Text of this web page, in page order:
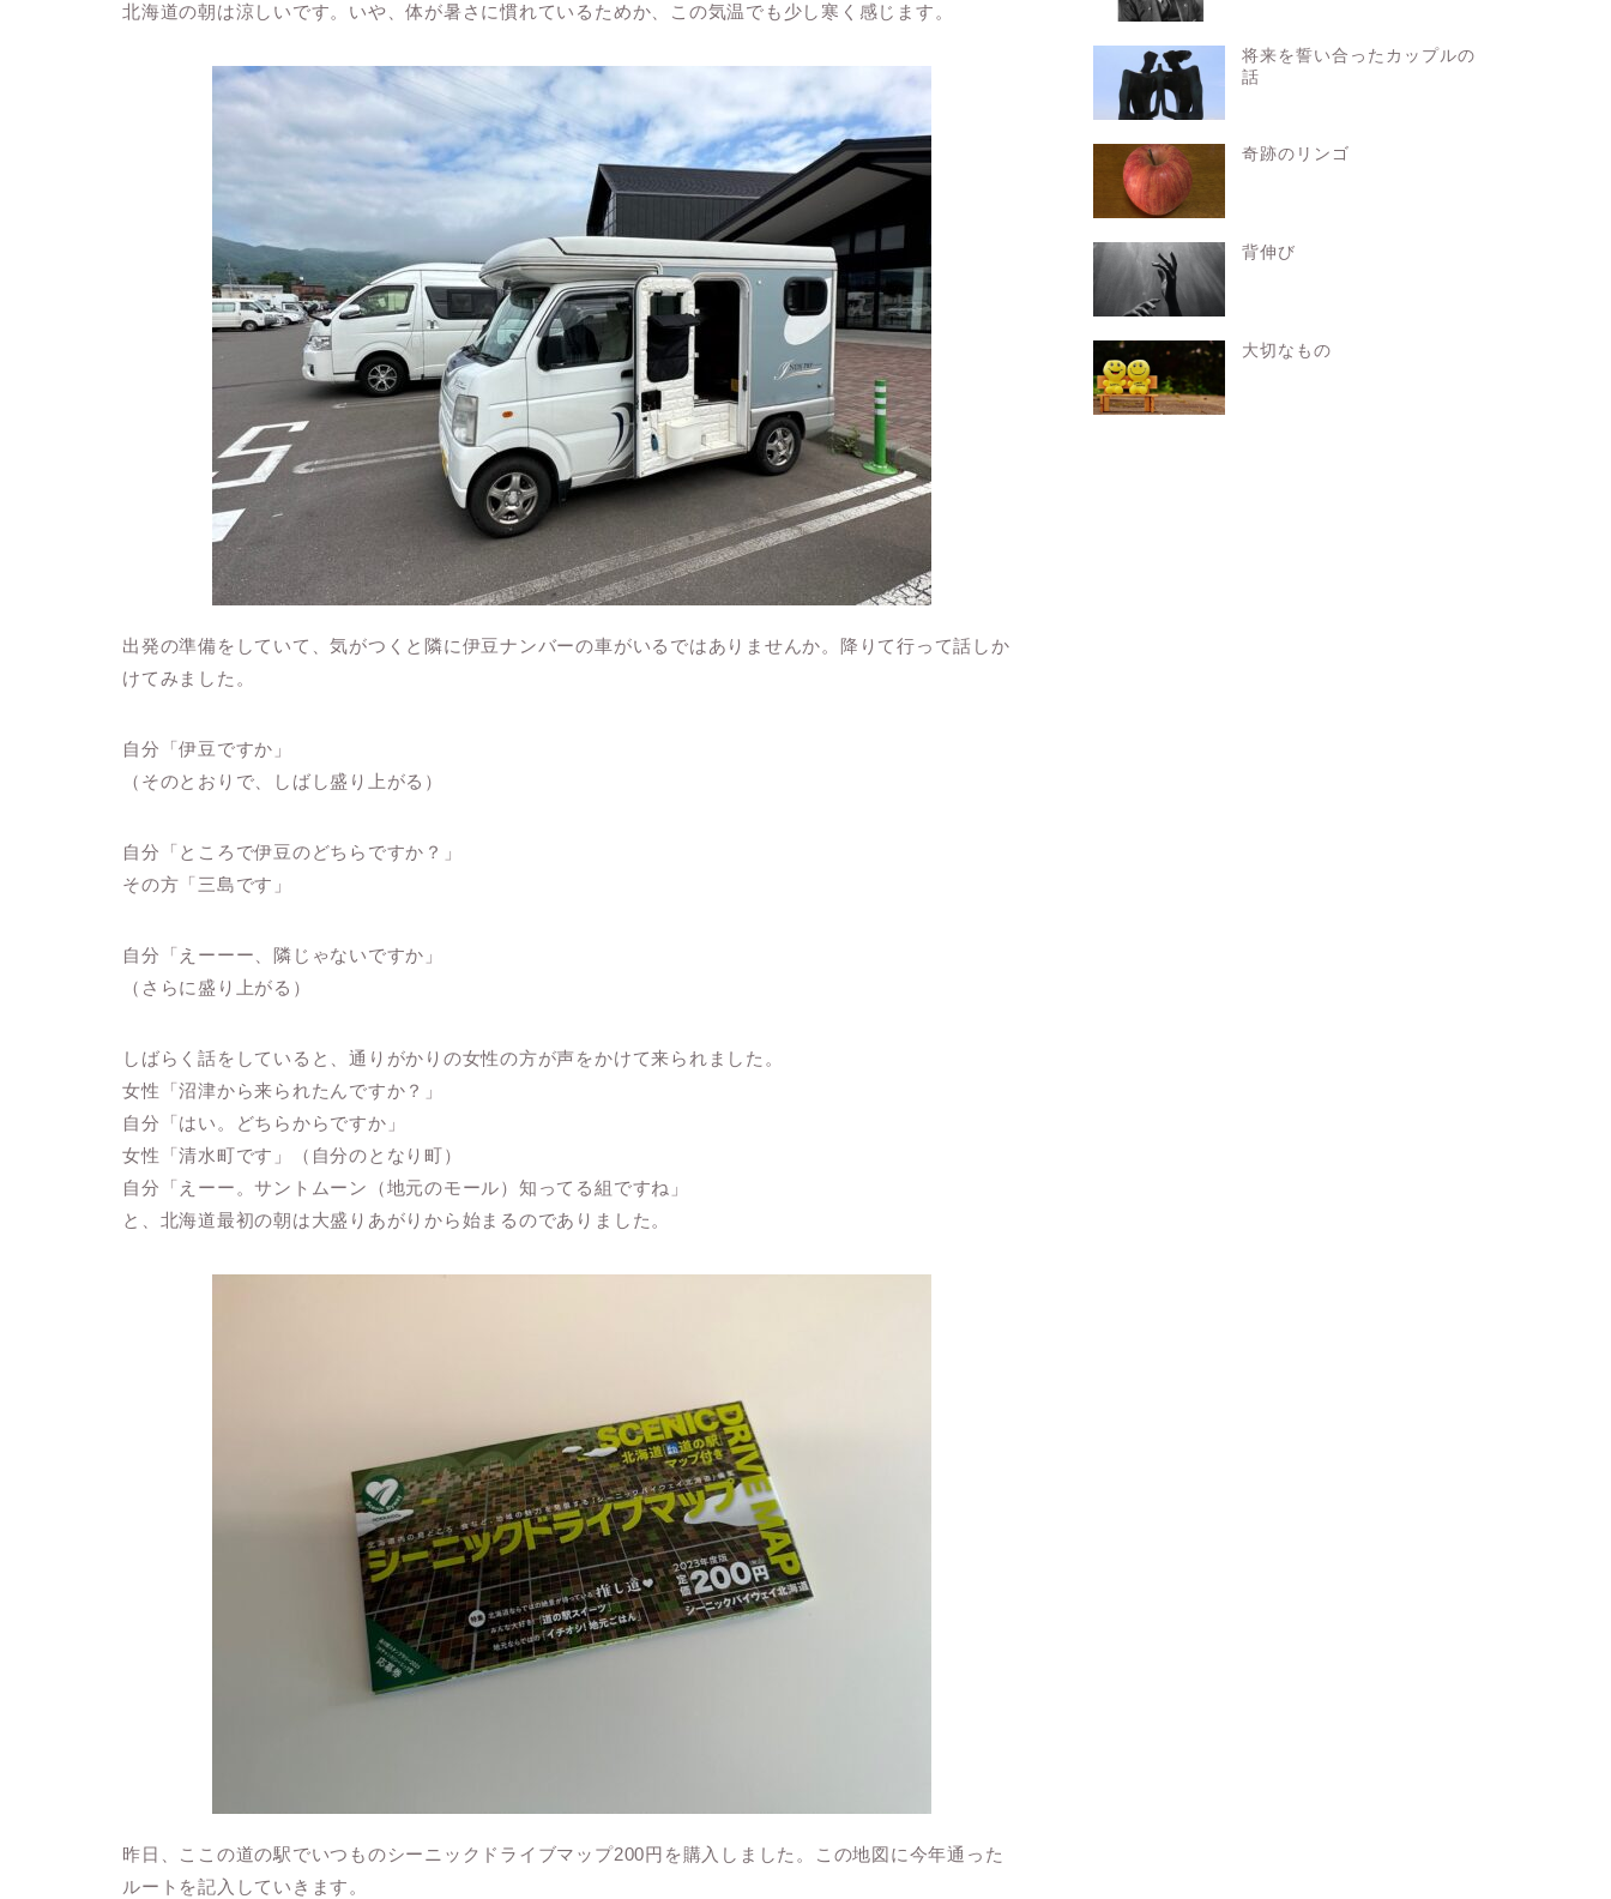
北海道の朝は涼しいです。いや、体が暑さに慣れているためか、この気温でも少し寒く感じます。
出発の準備をしていて、気がつくと隣に伊豆ナンバーの車がいるではありませんか。降りて行って話しか
けてみました。
自分「伊豆ですか」
（そのとおりで、しばし盛り上がる）
自分「ところで伊豆のどちらですか？」
その方「三島です」
自分「えーーー、隣じゃないですか」
（さらに盛り上がる）
しばらく話をしていると、通りがかりの女性の方が声をかけて来られました。
女性「沼津から来られたんですか？」
自分「はい。どちらからですか」
女性「清水町です」（自分のとなり町）
自分「えーー。サントムーン（地元のモール）知ってる組ですね」
と、北海道最初の朝は大盛りあがりから始まるのでありました。
昨日、ここの道の駅でいつものシーニックドライブマップ200円を購入しました。この地図に今年通った
ルートを記入していきます。
将来を誓い合ったカップルの
話
奇跡のリンゴ
背伸び
大切なもの